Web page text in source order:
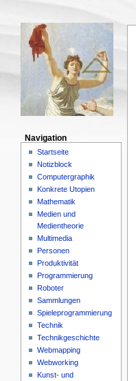
Navigation
Startseite
Notizblock
Computergraphik
Konkrete Utopien
Mathematik
Medien und
Medientheorie
Multimedia
Personen
Produktivität
Programmierung
Roboter
Sammlungen
Spieleprogrammierung
Technik
Technikgeschichte
Webmapping
Webworking
Kunst- und